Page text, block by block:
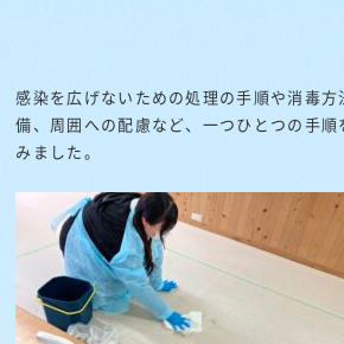
感染を広げないための処理の手順や消毒
備、周囲への配慮など、一つひとつの手
みました。